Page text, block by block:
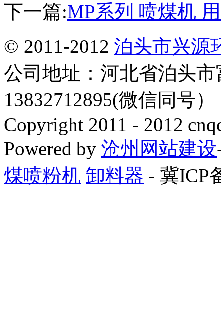
下一篇:MP系列 喷煤机
© 2011-2012 泊头市兴源
公司地址：河北省泊头
13832712895(微信同号
Copyright 2011 - 2012
Powered by 沧州网站建设
煤喷粉机 卸料器 - 冀ICP